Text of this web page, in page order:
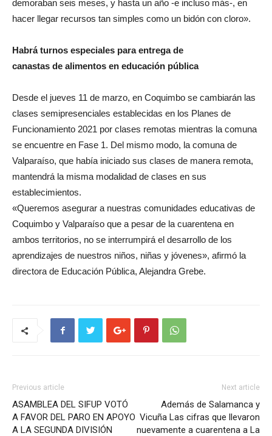
demoraban seis meses, y hasta un año -e incluso más-, en
hacer llegar recursos tan simples como un bidón con cloro».
Habrá turnos especiales para entrega de
canastas de alimentos en educación pública
Desde el jueves 11 de marzo, en Coquimbo se cambiarán las
clases semipresenciales establecidas en los Planes de
Funcionamiento 2021 por clases remotas mientras la comuna
se encuentre en Fase 1. Del mismo modo, la comuna de
Valparaíso, que había iniciado sus clases de manera remota,
mantendrá la misma modalidad de clases en sus
establecimientos.
«Queremos asegurar a nuestras comunidades educativas de
Coquimbo y Valparaíso que a pesar de la cuarentena en
ambos territorios, no se interrumpirá el desarrollo de los
aprendizajes de nuestros niños, niñas y jóvenes», afirmó la
directora de Educación Pública, Alejandra Grebe.
Previous article
ASAMBLEA DEL SIFUP VOTÓ
A FAVOR DEL PARO EN APOYO
A LA SEGUNDA DIVISIÓN
Next article
Además de Salamanca y
Vicuña Las cifras que llevaron
nuevamente a cuarentena a La